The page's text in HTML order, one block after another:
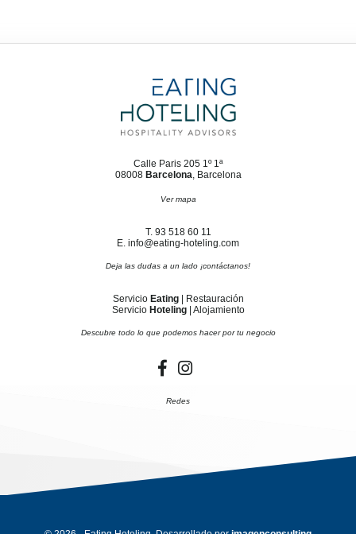
Calle Paris 205 1º 1ª
08008 Barcelona, Barcelona
Ver mapa
T. 93 518 60 11
E. info@eating-hoteling.com
Deja las dudas a un lado ¡contáctanos!
Servicio Eating| Restauración
Servicio Hoteling| Alojamiento
Descubre todo lo que podemos hacer por tu negocio
Redes